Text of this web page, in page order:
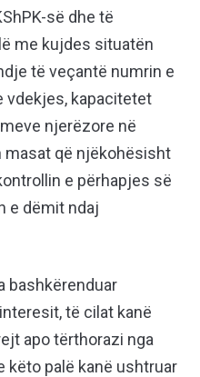
së dhe të
me kujdes situatën
të veçantë numrin e
vdekjes, kapacitetet
njerëzore në
masat që një­kohë­sisht
e përhapjes së
e dëmit ndaj
bashkërenduar
të cilat kanë
apo tërthorazi nga
këto palë kanë ushtruar